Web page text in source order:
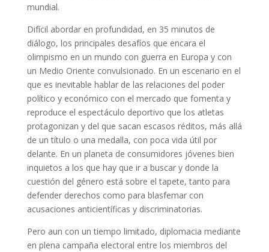
mundial.
Difícil abordar en profundidad, en 35 minutos de
diálogo, los principales desafíos que encara el
olimpismo en un mundo con guerra en Europa y con
un Medio Oriente convulsionado. En un escenario en el
que es inevitable hablar de las relaciones del poder
político y económico con el mercado que fomenta y
reproduce el espectáculo deportivo que los atletas
protagonizan y del que sacan escasos réditos, más allá
de un título o una medalla, con poca vida útil por
delante. En un planeta de consumidores jóvenes bien
inquietos a los que hay que ir a buscar y donde la
cuestión del género está sobre el tapete, tanto para
defender derechos como para blasfemar con
acusacio­nes anticientíficas y discriminatorias.
Pero aun con un tiempo limitado, diplomacia mediante
en plena campaña electoral entre los miembros del